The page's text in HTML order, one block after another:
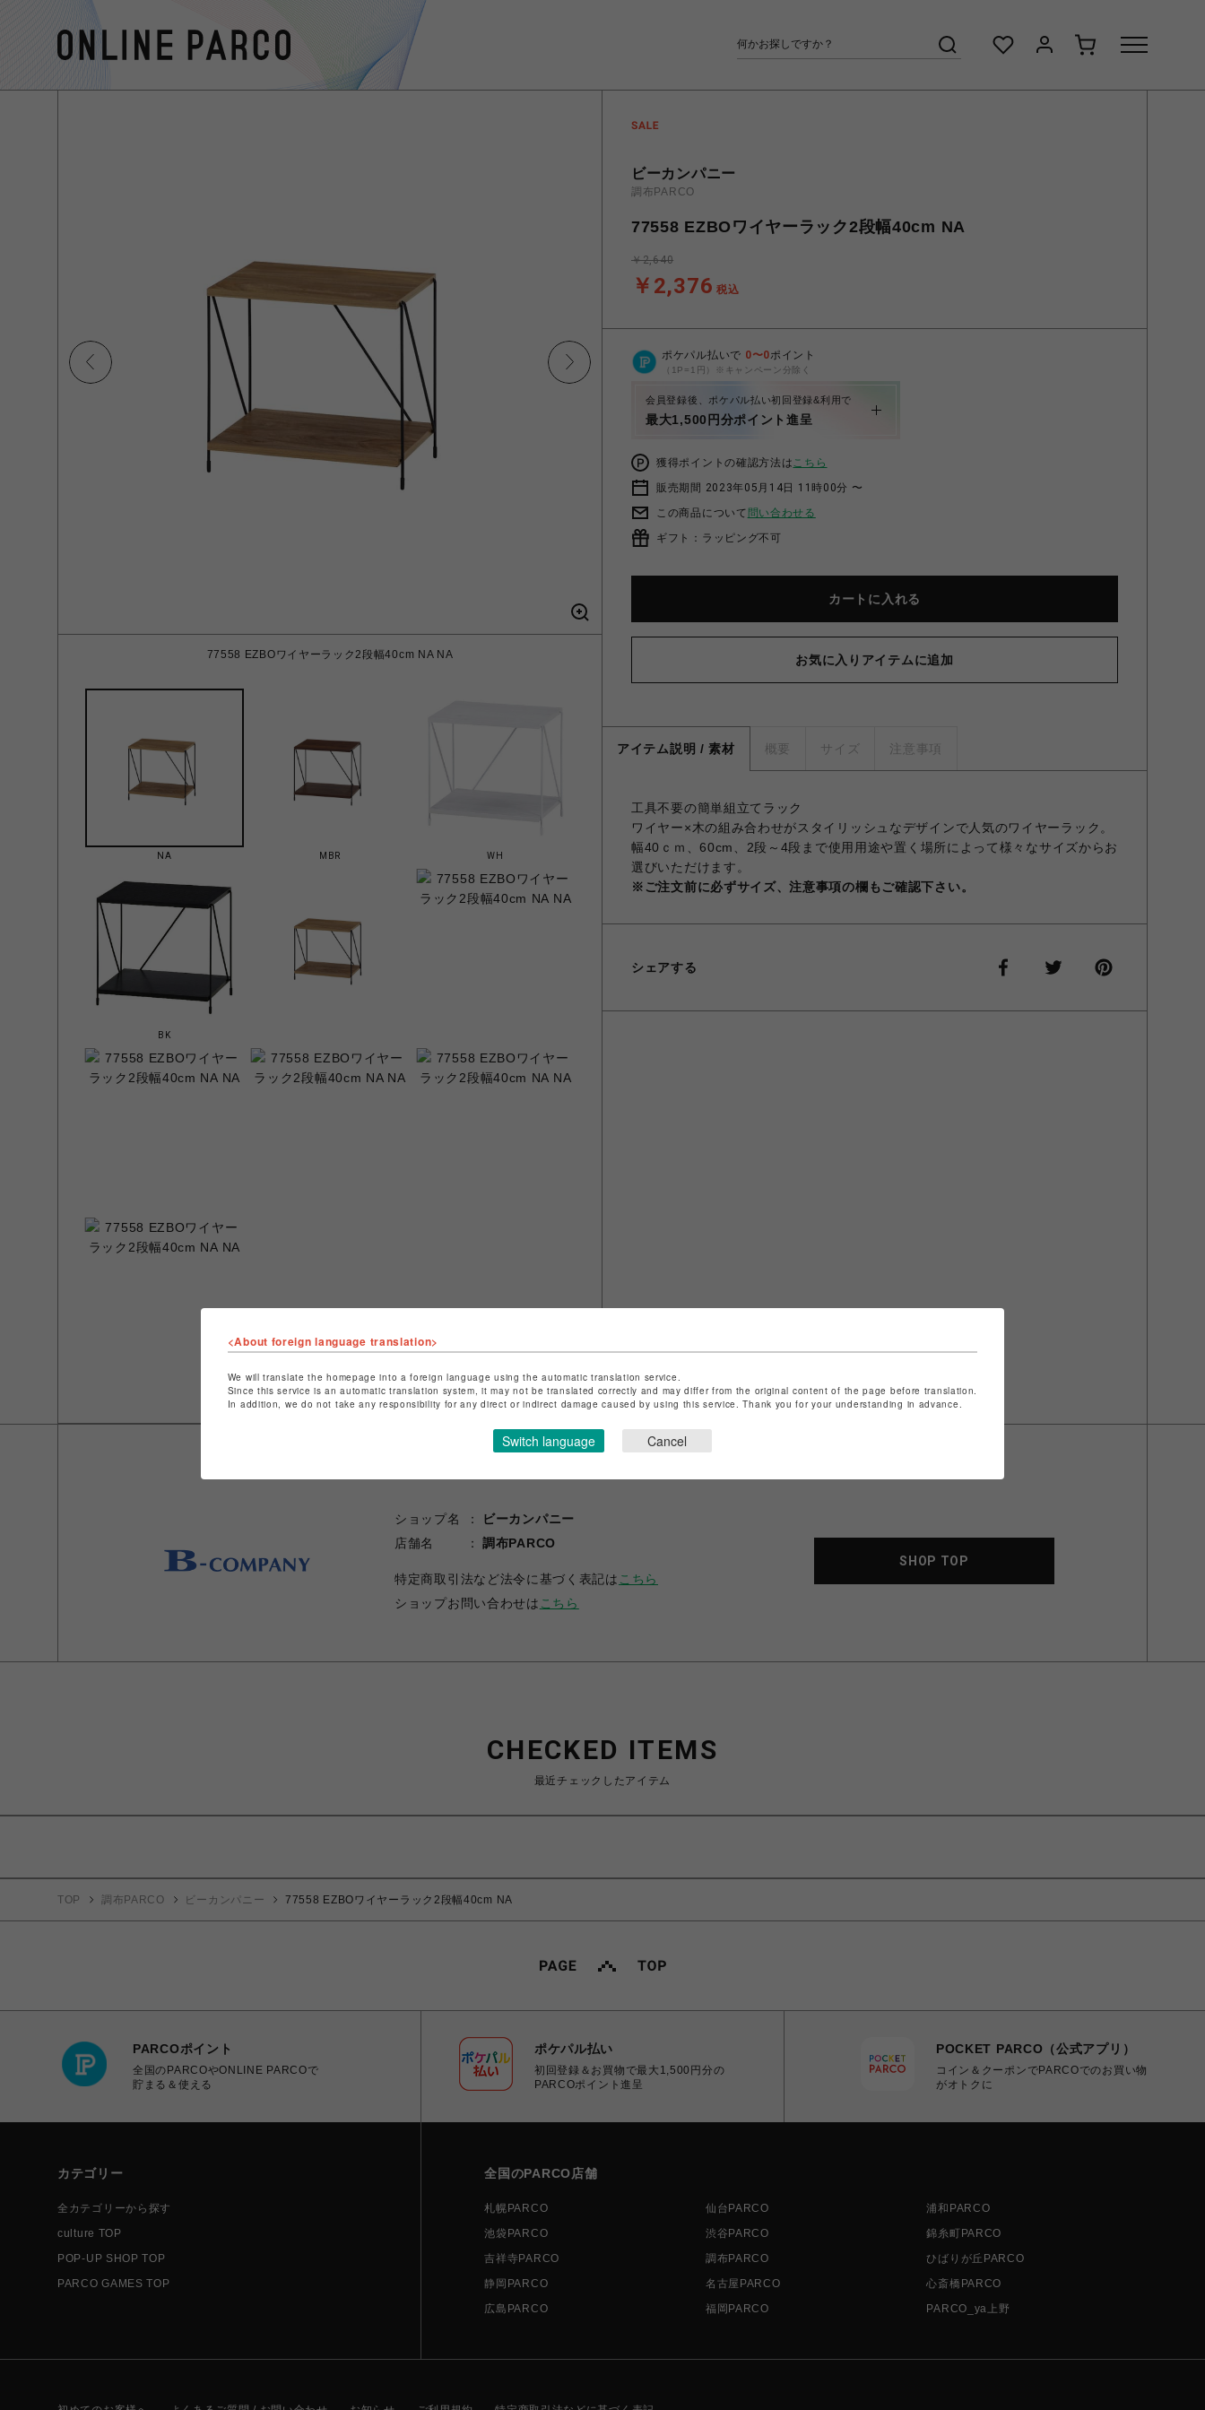
77558 EZBOワイヤーラック2段幅40cm NA NA 77538 EZBOワイヤーラック2段幅40cm MBR MBR
NA MBR WH
BK
ビーカンパニー
調布PARCO
77558 EZBOワイヤーラック2段幅40cm NA
￥2,376 税込
￥2,640
ポケパル払いで 0〜0ポイント
（1P=1円）※キャンペーン分除く
会員登録後、ポケパル払い初回登録&利用で
最大1,500円分ポイント進呈
獲得ポイントの確認方法はこちら
販売期間 2023年05月14日 11時00分 〜
この商品について 問い合わせる
ギフト：ラッピング不可
カートに入れる
お気に入りアイテムに追加
アイテム説明 / 素材 概要 サイズ 注意事項
工具不要の簡単組立てラック
ワイヤー×木の組み合わせがスタイリッシュなデザインで人気のワイヤーラック。
幅40ｃｍ、60cm、2段～4段まで使用用途や置く場所によって様々なサイズからお
選びいただけます。
※ご注文前に必ずサイズ、注意事項の欄もご確認下さい。
シェアする
ショップ名
ビーカンパニー
店舗名
調布PARCO
特定商取引法など法令に基づく表記は こちら
ショップお問い合わせは こちら
SHOP TOP
CHECKED ITEMS
最近チェックしたアイテム
TOP 調布PARCO ビーカンパニー 77558 EZBOワイヤーラック2段幅40cm NA
PARCOポイント
全国のPARCOやONLINE PARCOで
貯まる＆使える
ポケパル払い
初回登録＆お買物で最大1,500円分の
PARCOポイント進呈
POCKET PARCO（公式アプリ）
コイン＆クーポンでPARCOでのお買い物
がオトクに
カテゴリー
全カテゴリーから探す
culture TOP
POP-UP SHOP TOP
PARCO GAMES TOP
全国のPARCO店舗
札幌PARCO 仙台PARCO
浦和PARCO
池袋PARCO
渋谷PARCO
錦糸町PARCO
吉祥寺PARCO
調布PARCO
ひばりが丘PARCO
静岡PARCO
名古屋PARCO
心斎橋PARCO
広島PARCO
福岡PARCO PARCO_ya上野
<About foreign language translation>
We will translate the homepage into a foreign language using the automatic translation service.
Since this service is an automatic translation system, it may not be translated correctly and may differ from the original content of the page before translation.
In addition, we do not take any responsibility for any direct or indirect damage caused by using this service. Thank you for your understanding in advance.
Switch language Cancel